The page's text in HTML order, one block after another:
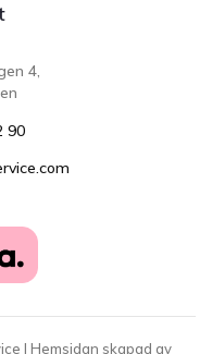
4,
90
| Hemsidan skapad av